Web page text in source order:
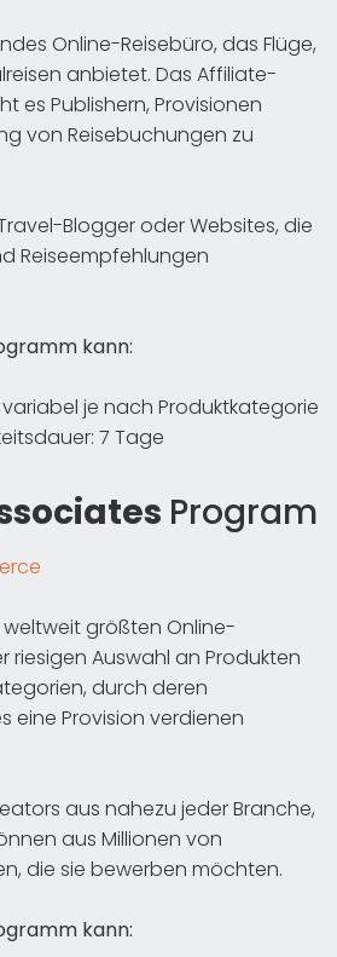
Online-Reisebüro, das Flüge,
anbietet. Das Affiliate-
es Publishern, Provisionen
von Reisebuchungen zu
Blogger oder Websites, die
Reiseempfehlungen
kann:
je nach Produktkategorie
7 Tage
Program
größten Online-
riesigen Auswahl an Produkten
durch deren
eine Provision verdienen
aus nahezu jeder Branche,
aus Millionen von
die sie bewerben möchten.
kann: